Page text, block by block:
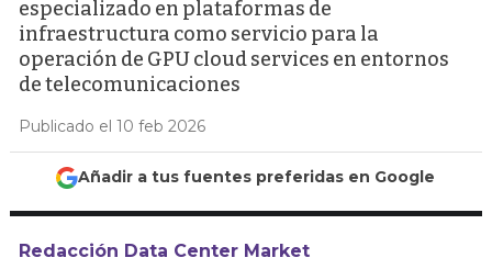
especializado en plataformas de
infraestructura como servicio para la
operación de GPU cloud services en entornos
de telecomunicaciones
Publicado el 10 feb 2026
Añadir a tus fuentes preferidas en Google
Redacción Data Center Market